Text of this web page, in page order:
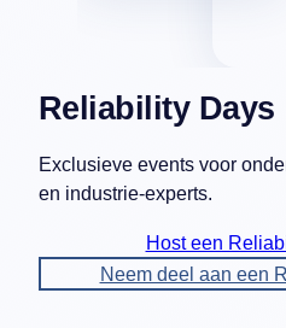
Reliability Days
Exclusieve events voor
en industrie-experts.
Host een
Neem deel aan een